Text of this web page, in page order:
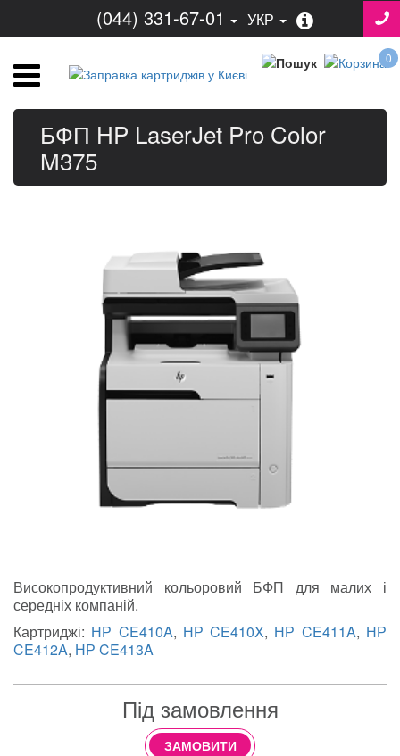
(044) 331-67-01 УКР
0
БФП HP LaserJet Pro Color
M375
Високопродуктивний кольоровий БФП для малих і
середніх компаній.
Картриджі: НР CE410A, НР CE410X, НР CE411A, НР
CE412A, НР CE413A
Під замовлення
ЗАМОВИТИ